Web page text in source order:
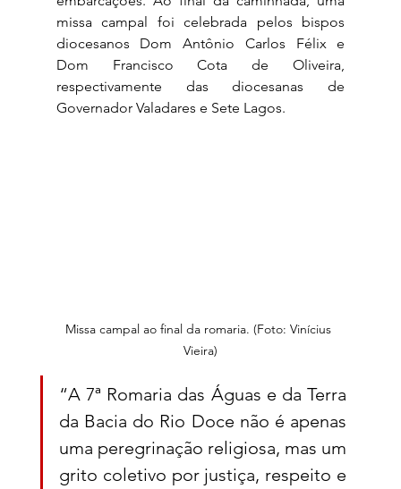
missa campal foi celebrada pelos bispos
diocesanos Dom Antônio Carlos Félix e
Dom Francisco Cota de Oliveira,
respectivamente das diocesanas de
Governador Valadares e Sete Lagos.
Missa campal ao final da romaria. (Foto: Vinícius
Vieira)
“A 7ª Romaria das Águas e da Terra
da Bacia do Rio Doce não é apenas
uma peregrinação religiosa, mas um
grito coletivo por justiça, respeito e